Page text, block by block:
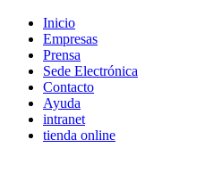
Inicio
Empresas
Prensa
Sede Electrónica
Contacto
Ayuda
intranet
tienda online